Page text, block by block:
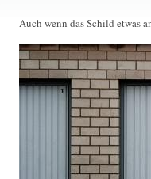
Auch wenn das Schild etwas